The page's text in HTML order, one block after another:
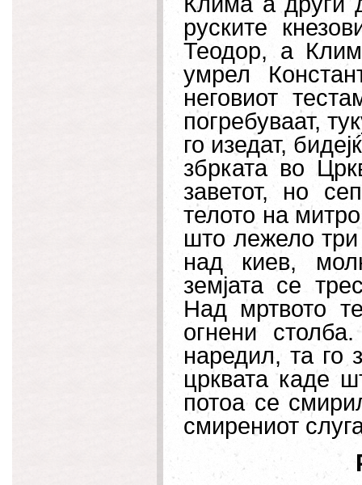
руските
Теодор, а
умрел
неговиот
погребуваат,
го изедат,
збрката во
заветот, но
телото на
што лежело
над киев,
земјата се
Над мртвото
огнени
наредил, та го
црквата каде
потоа се
смирениот